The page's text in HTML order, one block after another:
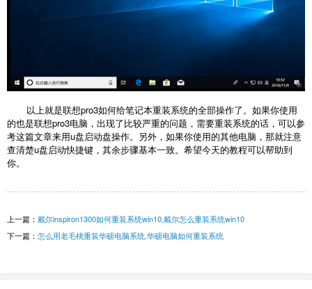
以上就是联想pro3如何给笔记本重装系统的全部操作了。如果你使用
的也是联想pro3电脑，出现了比较严重的问题，需要重装系统的话，可以参
考这篇文章来用u盘启动盘操作。另外，如果你使用的其他电脑，那就注意
查清楚u盘启动快捷键，其余步骤基本一致。希望今天的教程可以帮助到
你。
上一篇： 戴尔inspiron1300如何重装系统win10,戴尔怎么重装系统win10
下一篇： 怎么用老毛桃重装华硕电脑系统,华硕电脑如何重装系统